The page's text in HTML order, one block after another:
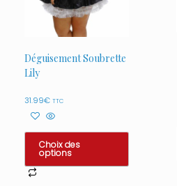
Déguisement Soubrette
Lily
31.99€ TTC
Choix des
options